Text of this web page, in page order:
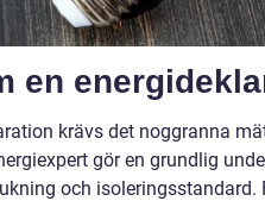
en
krävs det noggranna
gör en grundlig
och isoleringsstandard.